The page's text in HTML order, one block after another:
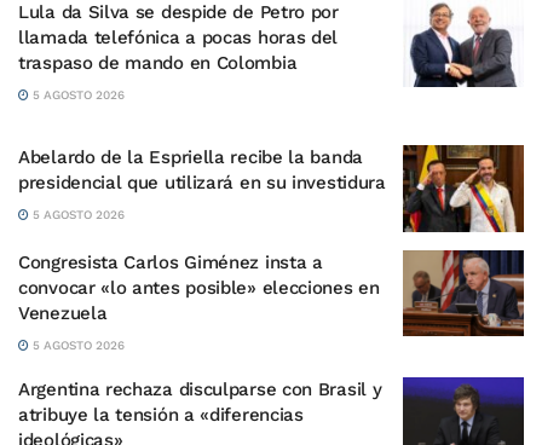
Lula da Silva se despide de Petro por
llamada telefónica a pocas horas del
traspaso de mando en Colombia
5 AGOSTO 2026
Abelardo de la Espriella recibe la banda
presidencial que utilizará en su investidura
5 AGOSTO 2026
Congresista Carlos Giménez insta a
convocar «lo antes posible» elecciones en
Venezuela
5 AGOSTO 2026
Argentina rechaza disculparse con Brasil y
atribuye la tensión a «diferencias
ideológicas»